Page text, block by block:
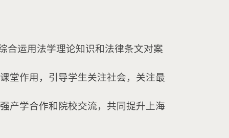
合运用法学理论知识和法律条文对案
堂作用，引导学生关注社会，关注最
产学合作和院校交流，共同提升上海